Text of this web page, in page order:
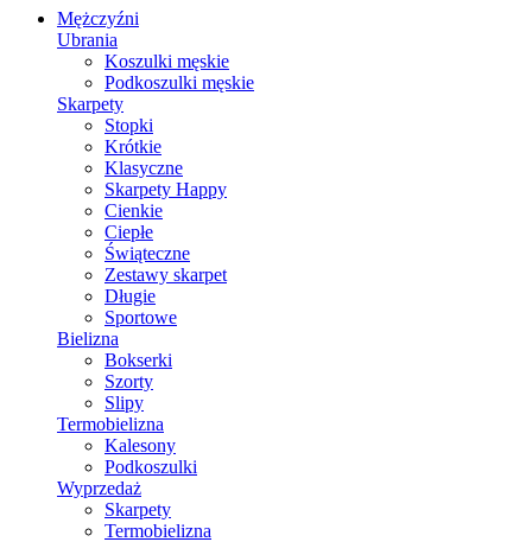
Mężczyźni
Ubrania
Koszulki męskie
Podkoszulki męskie
Skarpety
Stopki
Krótkie
Klasyczne
Skarpety Happy
Cienkie
Ciepłe
Świąteczne
Zestawy skarpet
Długie
Sportowe
Bielizna
Bokserki
Szorty
Slipy
Termobielizna
Kalesony
Podkoszulki
Wyprzedaż
Skarpety
Termobielizna